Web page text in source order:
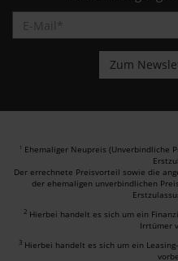
1 Ehemaliger Neupreis (Unverbindliche
Der errechnete Preisvorteil sowie die
der ehemaligen unverbindlichen
2 Hierbei handelt es sich um ein
Irrtümer
3 Hierbei handelt es sich um ein